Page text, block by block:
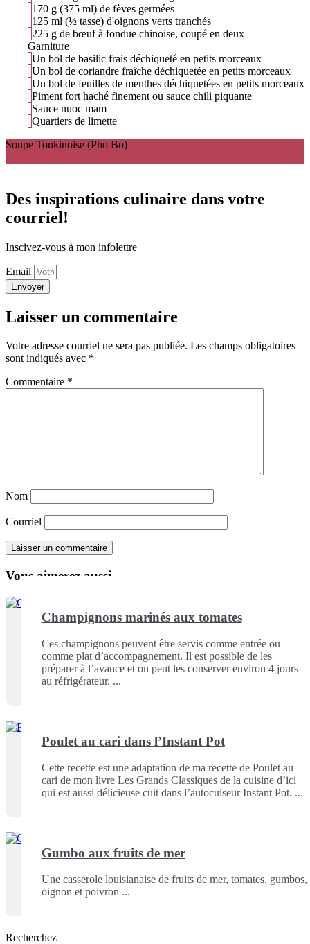
170 g (375 ml) de fèves germées
125 ml (½ tasse) d'oignons verts tranchés
225 g de bœuf à fondue chinoise, coupé en deux
Garniture
Un bol de basilic frais déchiqueté en petits morceaux
Un bol de coriandre fraîche déchiquetée en petits morceaux
Un bol de feuilles de menthes déchiquetées en petits morceaux
Piment fort haché finement ou sauce chili piquante
Sauce nuoc mam
Quartiers de limette
Soupe Tonkinoise (Pho Bo)
Des inspirations culinaire dans votre
courriel!
Inscivez-vous à mon infolettre
Email
Envoyer
Laisser un commentaire
Votre adresse courriel ne sera pas publiée. Les champs obligatoires
sont indiqués avec *
Commentaire *
Nom
Courriel
Vous aimerez aussi ...
Champignons marinés aux tomates
Ces champignons peuvent être servis comme entrée ou
comme plat d’accompagnement. Il est possible de les
préparer à l’avance et on peut les conserver environ 4 jours
au réfrigérateur.
Poulet au cari dans l’Instant Pot
Cette recette est une adaptation de ma recette de Poulet au
cari de mon livre Les Grands Classiques de la cuisine d’ici
qui est aussi délicieuse cuit dans l’autocuiseur Instant Pot.
Gumbo aux fruits de mer
Une casserole louisianaise de fruits de mer, tomates, gumbos,
oignon et poivron
Recherchez